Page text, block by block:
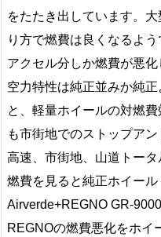
をたたき出しています。
り方で燃費は良くなるよ
アクセル分しか燃費が悪
空力特性は純正並みか純
と、軽量ホイールの対燃
も市街地でのストップア
高速、市街地、山道トー
燃費を見ると純正ホイー
Airverde+REGNO GR-
REGNOの燃費悪化をホイ